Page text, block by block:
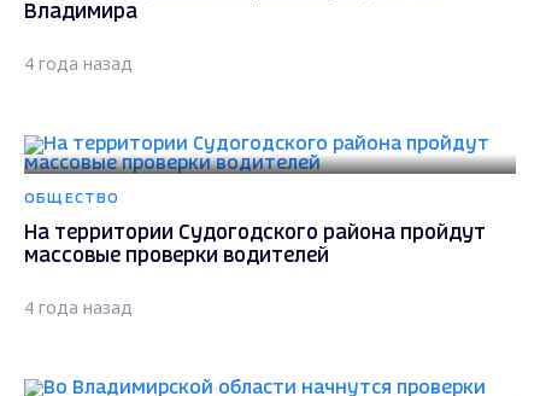
Владимира
4 года назад
ОБЩЕСТВО
На территории Судогодского района пройдут
массовые проверки водителей
4 года назад